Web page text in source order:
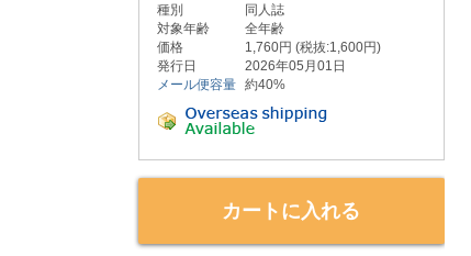
種別
同人誌
対象年齢
全年齢
価格
1,760円 (税抜:1,600円)
発行日
2026年05月01日
メール便容量 約40%
カートに入れる